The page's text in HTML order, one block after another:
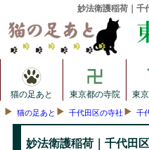
妙法衛護稲荷｜千
猫の足あと 東京都の寺院 東
猫の足あと 千代田区の寺社 千
妙法衛護稲荷｜千代田